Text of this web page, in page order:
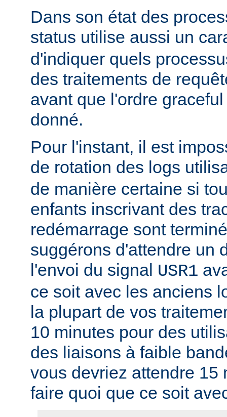
Dans son état des
status utilise aussi un
d'indiquer quels
des traitements de
avant que l'ordre
donné.
Pour l'instant, il est
de rotation des logs
de manière certaine si
enfants inscrivant des
redémarrage sont
suggérons d'attendre un
l'envoi du signal USR1
ce soit avec les anciens
la plupart de vos
10 minutes pour des
des liaisons à faible
vous devriez attendre 15
faire quoi que ce soit